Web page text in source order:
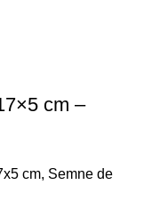
cm –
cm, Semne de